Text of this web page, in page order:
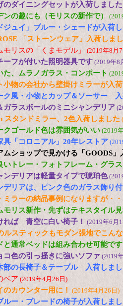
のダイニングセットが入荷しました
ンの趣にも（モリスの新作で）
ジュイ」ブルー・シェードが入荷
「ストーンウェア」入荷しま
モリスの「くまモデル」 (2019年8月
ーフが付いた照明器具です (2019年8
た、ムラノガラス・コンポート
小物の会社から壁掛けミラーが入荷
ク風・小物とカップ＆ソーサー
ガラスボールのミニシャンデリア
スタンドミラー、2色入荷しました
クゴールド色は雰囲気がいい (2019
具「コロニアル」20年レストア
ムショップで見かける「GOODS」
いトレー・フォトフレーム・グラ
ンデリアは軽量タイプで琥珀色
デリアは、ピンク色のガラス飾り付
ミラーの納品事例になりますが・
モリス新作・先ずはテキスタイル
れば 青空に白い椅子！ (2019年6月
ルスティックもモダン張地でこん
と通常ベッドは組み合わせ可能です
コ色の引っ掻きに強いソファ (2019
部の長椅子＆テーブル 入荷しま
ベア (2019年4月26日)
のカウンター用に！ (2019年4月26日)
ルー・ブレードの椅子が入荷しま